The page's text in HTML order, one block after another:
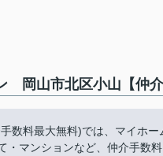
岡山市北区小山【仲
数料最大無料)では、マイホ
・マンションなど、仲介手数